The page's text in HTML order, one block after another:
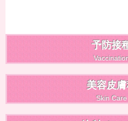
予防接
美容皮
Skin Care